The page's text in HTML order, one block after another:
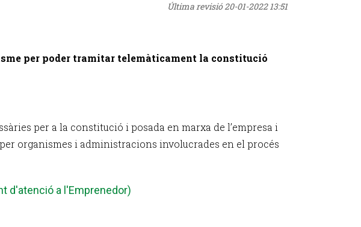
Última revisió20-01-2022 13:51
per poder tramitar telemàticament la constitució
per a la constitució i posada en marxa de l’empresa i
organismes i administracions involucrades en el procés
d'atenció a l'Emprenedor)